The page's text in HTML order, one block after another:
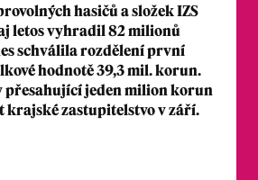
hasičů a složek IZS
letos vyhradil 82 milionů
schválila rozdělení první
hodnotě 39,3 mil. korun.
přesahující jeden milion korun
krajské zastupitelstvo v září.